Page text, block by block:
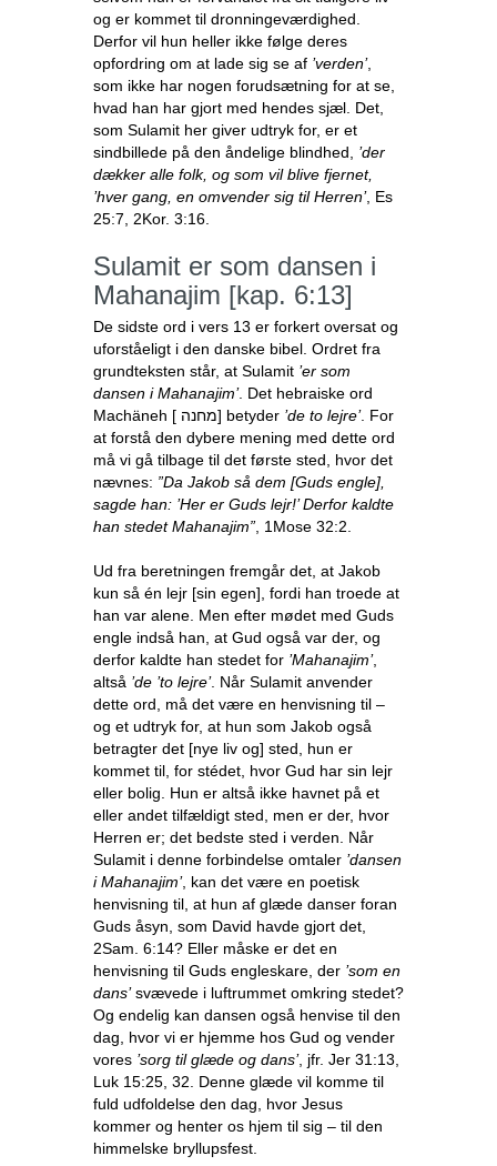
og er kommet til dronningeværdighed.
Derfor vil hun heller ikke følge deres
opfordring om at lade sig se af ’verden’,
som ikke har nogen forudsætning for at se,
hvad han har gjort med hendes sjæl. Det,
som Sulamit her giver udtryk for, er et
sindbillede på den åndelige blindhed, ’der
dækker alle folk, og som vil blive fjernet,
’hver gang, en omvender sig til Herren’, Es
25:7, 2Kor. 3:16.
Sulamit er som dansen i
Mahanajim [kap. 6:13]
De sidste ord i vers 13 er forkert oversat og
uforståeligt i den danske bibel. Ordret fra
grundteksten står, at Sulamit ’er som
dansen i Mahanajim’. Det hebraiske ord
Machäneh [ מחנה] betyder ’de to lejre’. For
at forstå den dybere mening med dette ord
må vi gå tilbage til det første sted, hvor det
nævnes: ”Da Jakob så dem [Guds engle],
sagde han: ’Her er Guds lejr!’ Derfor kaldte
han stedet Mahanajim” , 1Mose 32:2.
Ud fra beretningen fremgår det, at Jakob
kun så én lejr [sin egen], fordi han troede at
han var alene. Men efter mødet med Guds
engle indså han, at Gud også var der, og
derfor kaldte han stedet for ’Mahanajim’,
altså ’de ’to lejre’. Når Sulamit anvender
dette ord, må det være en henvisning til –
og et udtryk for, at hun som Jakob også
betragter det [nye liv og] sted, hun er
kommet til, for stédet, hvor Gud har sin lejr
eller bolig. Hun er altså ikke havnet på et
eller andet tilfældigt sted, men er der, hvor
Herren er; det bedste sted i verden. Når
Sulamit i denne forbindelse omtaler ’dansen
i Mahanajim’, kan det være en poetisk
henvisning til, at hun af glæde danser foran
Guds åsyn, som David havde gjort det,
2Sam. 6:14? Eller måske er det en
henvisning til Guds engleskare, der ’som en
dans’svævede i luftrummet omkring stedet?
Og endelig kan dansen også henvise til den
dag, hvor vi er hjemme hos Gud og vender
vores ’sorg til glæde og dans’, jfr. Jer 31:13,
Luk 15:25, 32. Denne glæde vil komme til
fuld udfoldelse den dag, hvor Jesus
kommer og henter os hjem til sig – til den
himmelske bryllupsfest.